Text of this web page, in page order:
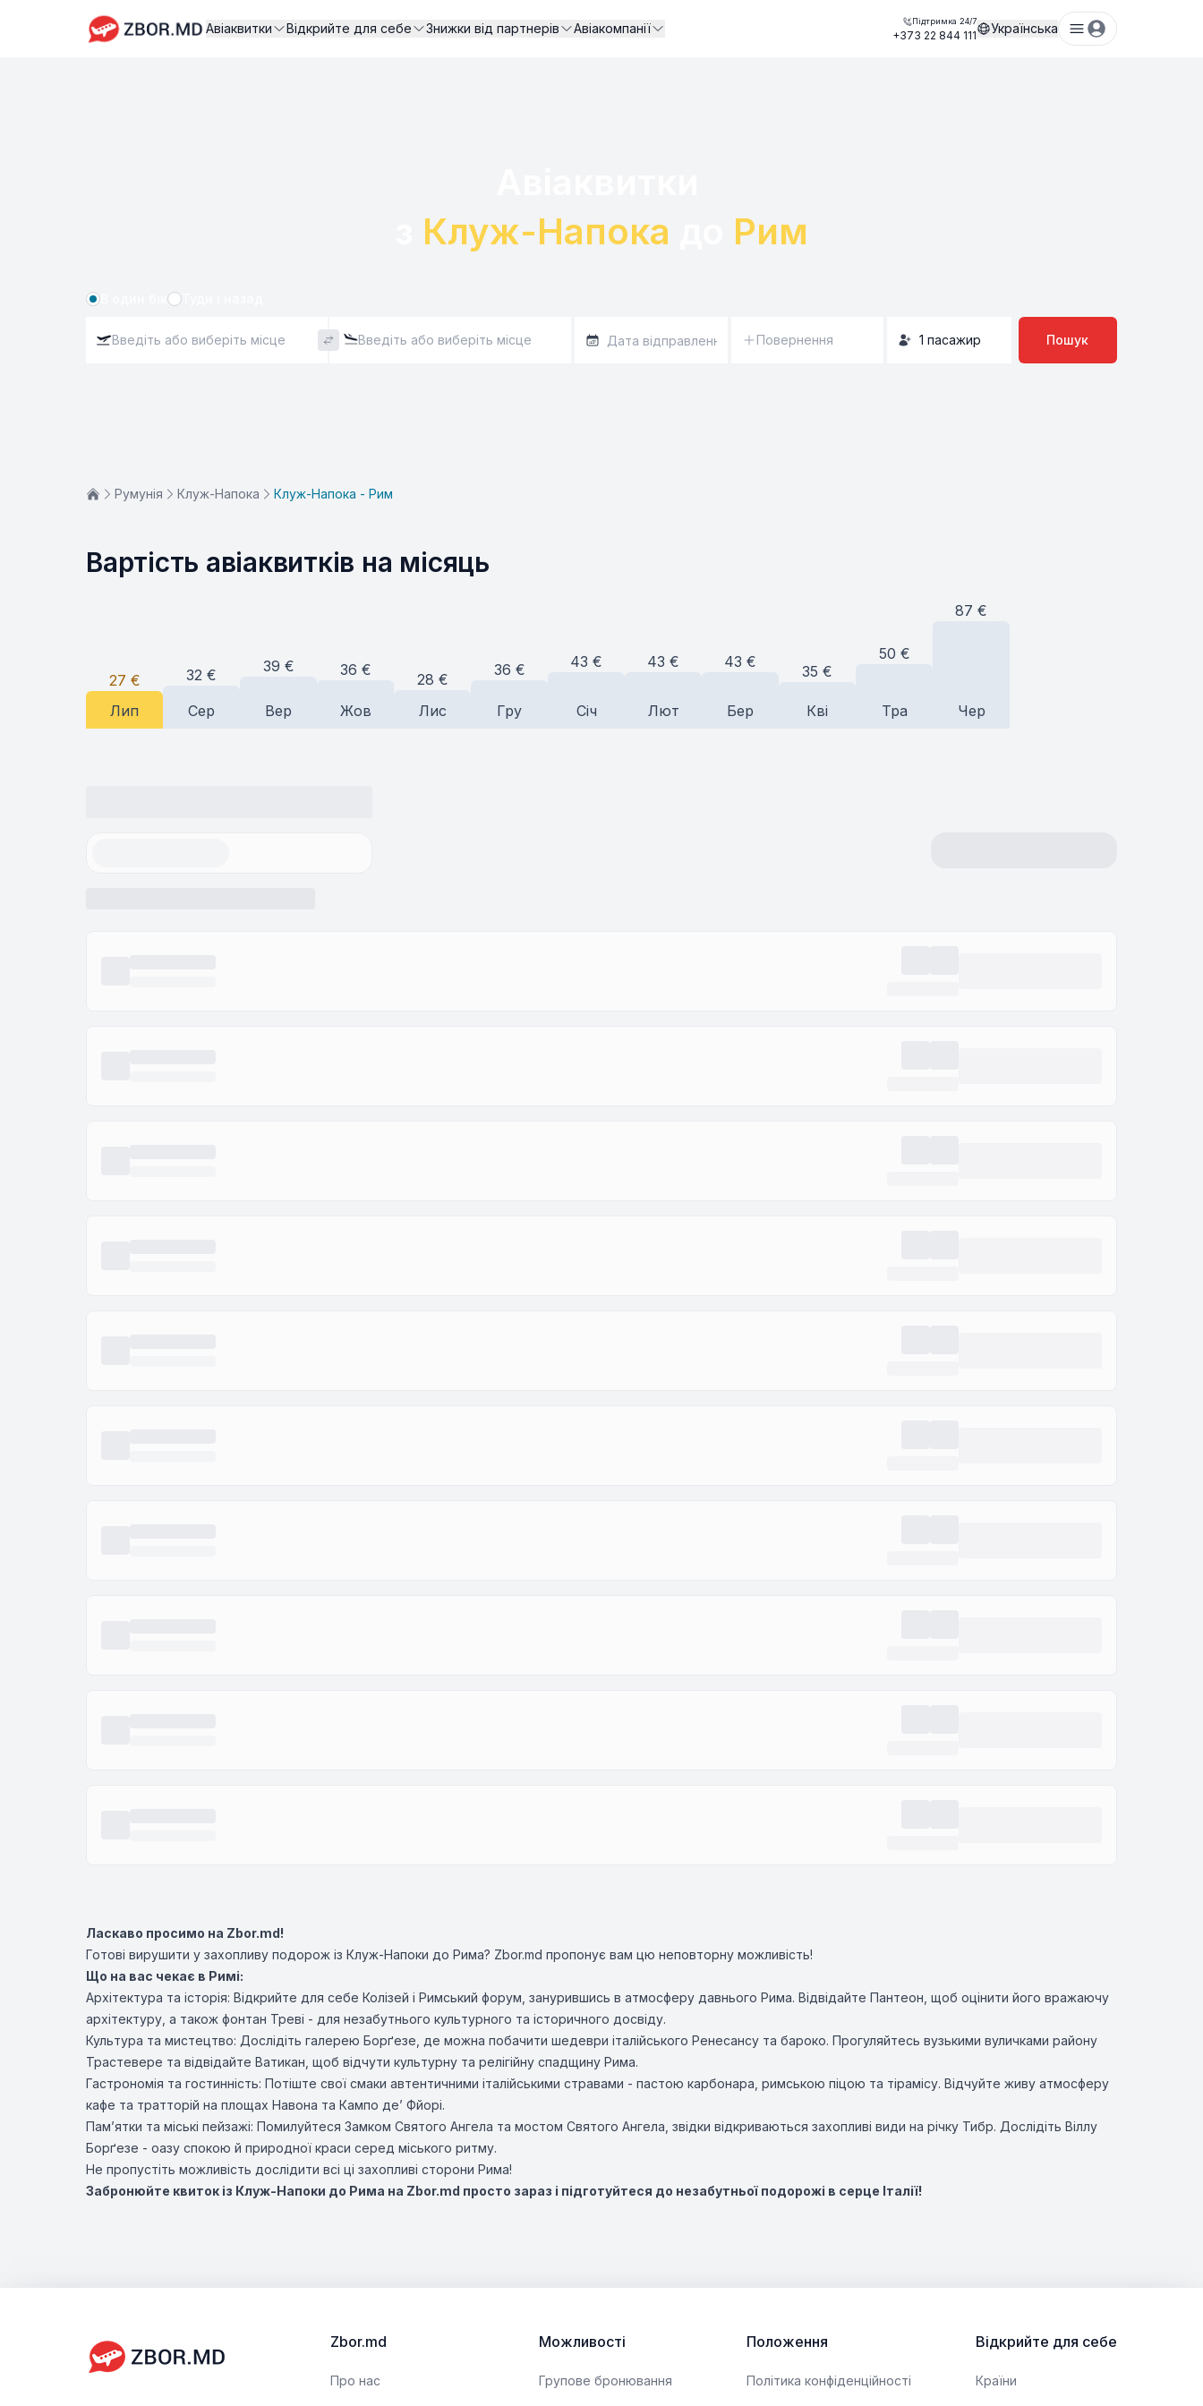
Авіаквитки Відкрийте для себе Знижки від партнерів Авіакомпанії Підтримка 24/7
+373 22 844 111 Українська
Клуж-Напока Рим
Повернення 1 пасажир Пошук
Румунія Клуж-Напока Клуж-Напока - Рим
Вартість авіаквитків на місяць
27 €
Лип
32 €
Сер
39 €
Вер
36 €
Жов
28 €
Лис
36 €
Гру
43 €
Січ
43 €
Лют
43 €
Бер
35 €
Кві
50 €
Тра
87 €
Чер
Ласкаво просимо на Zbor.md!
Готові вирушити у захопливу подорож із Клуж-Напоки до Рима? Zbor.md пропонує вам цю неповторну можливість!
Що на вас чекає в Римі:
Архітектура та історія: Відкрийте для себе Колізей і Римський форум, занурившись в атмосферу давнього Рима. Відвідайте Пантеон, щоб оцінити його вражаючу
архітектуру, а також фонтан Треві - для незабутнього культурного та історичного досвіду.
Культура та мистецтво: Дослідіть галерею Борґезе, де можна побачити шедеври італійського Ренесансу та бароко. Прогуляйтесь вузькими вуличками району
Трастевере та відвідайте Ватикан, щоб відчути культурну та релігійну спадщину Рима.
Гастрономія та гостинність: Потіште свої смаки автентичними італійськими стравами - пастою карбонара, римською піцою та тірамісу. Відчуйте живу атмосферу
кафе та тратторій на площах Навона та Кампо де’ Фйорі.
Пам’ятки та міські пейзажі: Помилуйтеся Замком Святого Ангела та мостом Святого Ангела, звідки відкриваються захопливі види на річку Тибр. Дослідіть Віллу
Борґезе - оазу спокою й природної краси серед міського ритму.
Не пропустіть можливість дослідити всі ці захопливі сторони Рима!
Забронюйте квиток із Клуж-Напоки до Рима на Zbor.md просто зараз і підготуйтеся до незабутньої подорожі в серце Італії!
Zbor.md
Про нас
Можливості
Групове бронювання
Положення
Політика конфіденційності
Відкрийте для себе
Країни